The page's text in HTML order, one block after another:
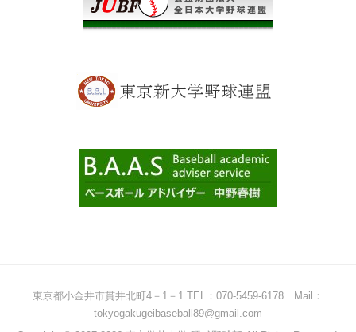
東京都小金井市貫井北町4－1－1 TEL：070-5459-6178 Mail：
tokyogakugeibaseball89@gmail.com